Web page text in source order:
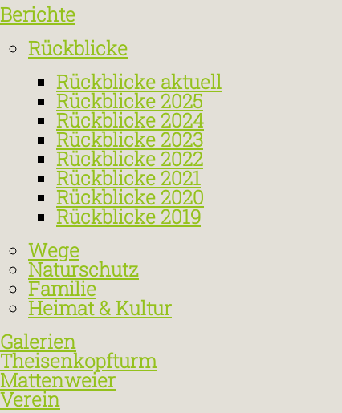
Berichte
Rückblicke
Rückblicke aktuell
Rückblicke 2025
Rückblicke 2024
Rückblicke 2023
Rückblicke 2022
Rückblicke 2021
Rückblicke 2020
Rückblicke 2019
Wege
Naturschutz
Familie
Heimat & Kultur
Galerien
Theisenkopfturm
Mattenweier
Verein